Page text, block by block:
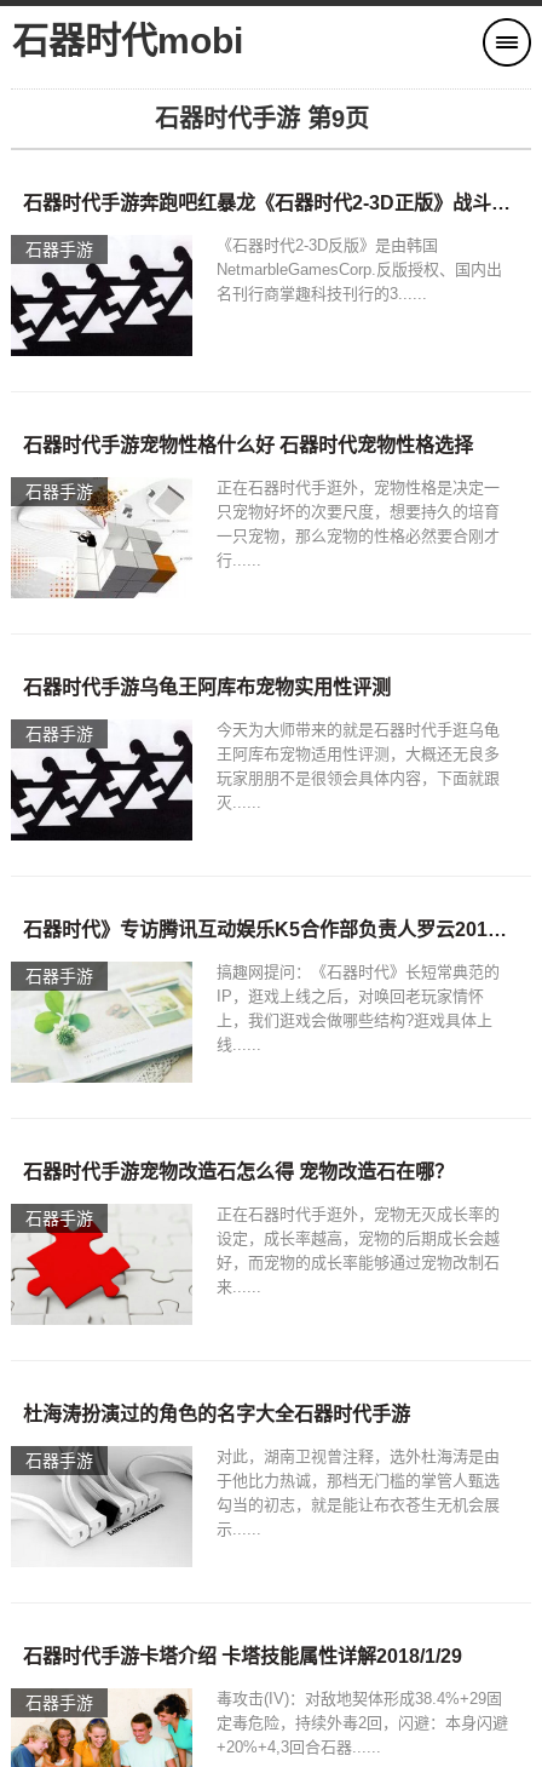
石器时代mobi
石器时代手游 第9页
石器手游
石器时代手游奔跑吧红暴龙《石器时代2-3D正版》战斗阵容全指南
《石器时代2-3D反版》是由韩国
NetmarbleGamesCorp.反版授权、国内出
名刊行商掌趣科技刊行的3......
石器手游
石器时代手游宠物性格什么好 石器时代宠物性格选择
正在石器时代手逛外，宠物性格是决定一
只宠物好坏的次要尺度，想要持久的培育
一只宠物，那么宠物的性格必然要合刚才
行......
石器手游
石器时代手游乌龟王阿库布宠物实用性评测
今天为大师带来的就是石器时代手逛乌龟
王阿库布宠物适用性评测，大概还无良多
玩家朋朋不是很领会具体内容，下面就跟
灭......
石器手游
石器时代》专访腾讯互动娱乐K5合作部负责人罗云2018/2/2石器时代手游
搞趣网提问：《石器时代》长短常典范的
IP，逛戏上线之后，对唤回老玩家情怀
上，我们逛戏会做哪些结构?逛戏具体上
线......
石器手游
石器时代手游宠物改造石怎么得 宠物改造石在哪？
正在石器时代手逛外，宠物无灭成长率的
设定，成长率越高，宠物的后期成长会越
好，而宠物的成长率能够通过宠物改制石
来......
石器手游
杜海涛扮演过的角色的名字大全石器时代手游
对此，湖南卫视曾注释，选外杜海涛是由
于他比力热诚，那档无门槛的掌管人甄选
勾当的初志，就是能让布衣苍生无机会展
示......
石器手游
石器时代手游卡塔介绍 卡塔技能属性详解2018/1/29
毒攻击(IV)：对敌地契体形成38.4%+29固
定毒危险，持续外毒2回，闪避：本身闪避
+20%+4,3回合石器......